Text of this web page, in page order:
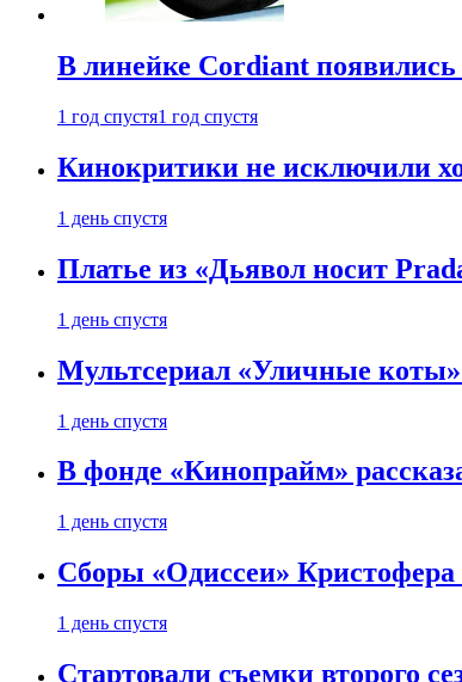
В линейке Cordiant
1 год спустя1 год спустя
Кинокритики не исключили
1 день спустя
Платье из «Дьявол носит
1 день спустя
Мультсериал «Уличные
1 день спустя
В фонде «Кинопрайм»
1 день спустя
Сборы «Одиссеи»
1 день спустя
Стартовали съемки второго